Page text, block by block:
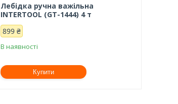
Лебідка ручна важільна
INTERTOOL (GT-1444) 4 т
899 ₴
В наявності
Купити